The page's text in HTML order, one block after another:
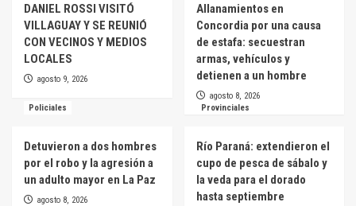
DANIEL ROSSI VISITÓ
VILLAGUAY Y SE REUNIÓ
CON VECINOS Y MEDIOS
LOCALES
agosto 9, 2026
Allanamientos en
Concordia por una causa
de estafa: secuestran
armas, vehículos y
detienen a un hombre
agosto 8, 2026
Policiales
Detuvieron a dos hombres
por el robo y la agresión a
un adulto mayor en La Paz
agosto 8, 2026
Provinciales
Río Paraná: extendieron el
cupo de pesca de sábalo y
la veda para el dorado
hasta septiembre